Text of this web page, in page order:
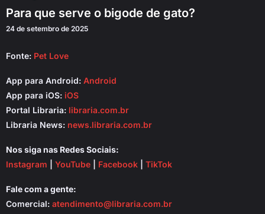
Para que serve o bigode de gato?
24 de setembro de 2025
Fonte: Pet Love
App para Android: Android
App para iOS: iOS
Portal Libraria: libraria.com.br
Libraria News: news.libraria.com.br
Nos siga nas Redes Sociais:
Instagram
YouTube Facebook TikTok
Fale com a gente:
Comercial: atendimento@libraria.com.br